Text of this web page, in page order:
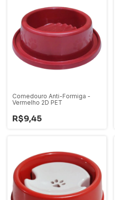
Comedouro Anti-Formiga -
Vermelho 2D PET
R$9,45